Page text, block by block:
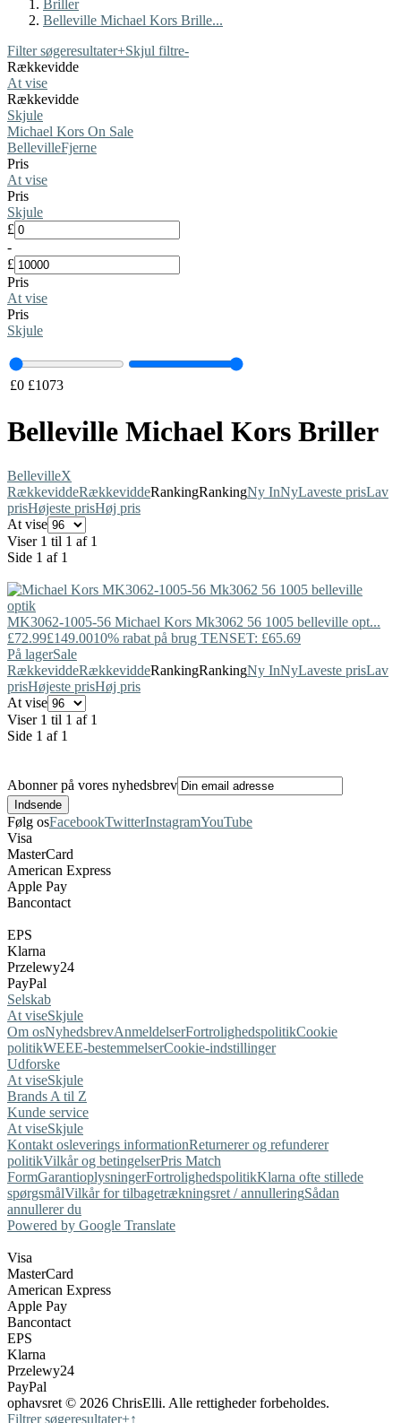
Briller
Belleville Michael Kors Brille...
Filter søgeresultater+Skjul filtre-
Rækkevidde
At vise
Rækkevidde
Skjule
Michael Kors On Sale
BellevilleFjerne
Pris
At vise
Pris
Skjule
£
-
£
Pris
At vise
Pris
Skjule
£0 £1073
Belleville Michael Kors Briller
BellevilleX
RækkeviddeRækkeviddeRankingRankingNy InNyLaveste prisLav
prisHøjeste prisHøj pris
At vise
Viser 1 til 1 af 1
Side 1 af 1
MK3062-1005-56 Michael Kors Mk3062 56 1005 belleville opt...
£72.99£149.0010% rabat på brug TENSET: £65.69
På lagerSale
RækkeviddeRækkeviddeRankingRankingNy InNyLaveste prisLav
prisHøjeste prisHøj pris
At vise
Viser 1 til 1 af 1
Side 1 af 1
Abonner på vores nyhedsbrev
Følg osFacebookTwitterInstagramYouTube
Visa
MasterCard
American Express
Apple Pay
Bancontact
EPS
Klarna
Przelewy24
PayPal
Selskab
At viseSkjule
Om osNyhedsbrevAnmeldelserFortrolighedspolitikCookie
politikWEEE-bestemmelserCookie-indstillinger
Udforske
At viseSkjule
Brands A til Z
Kunde service
At viseSkjule
Kontakt osleverings informationReturnerer og refunderer
politikVilkår og betingelserPris Match
FormGarantioplysningerFortrolighedspolitikKlarna ofte stillede
spørgsmålVilkår for tilbagetrækningsret / annulleringSådan
annullerer du
Powered by Google Translate
Visa
MasterCard
American Express
Apple Pay
Bancontact
EPS
Klarna
Przelewy24
PayPal
ophavsret © 2026 ChrisElli. Alle rettigheder forbeholdes.
Filtrer søgeresultater+↑